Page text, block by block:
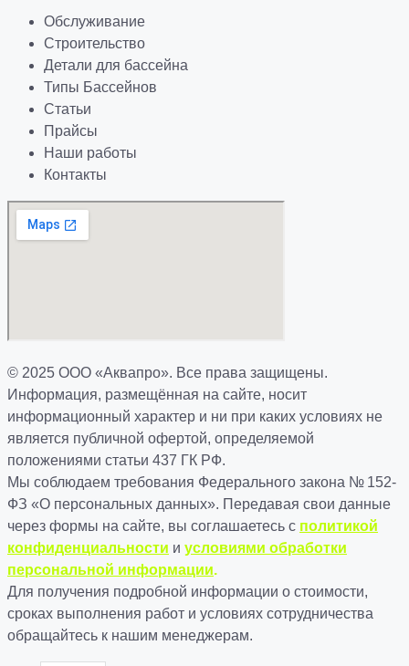
Обслуживание
Строительство
Детали для бассейна
Типы Бассейнов
Статьи
Прайсы
Наши работы
Контакты
© 2025 ООО «Аквапро». Все права защищены.
Информация, размещённая на сайте, носит
информационный характер и ни при каких условиях не
является публичной офертой, определяемой
положениями статьи 437 ГК РФ.
Мы соблюдаем требования Федерального закона № 152-
ФЗ «О персональных данных». Передавая свои данные
через формы на сайте, вы соглашаетесь с политикой
конфиденциальности и условиями обработки
персональной информации.
Для получения подробной информации о стоимости,
сроках выполнения работ и условиях сотрудничества
обращайтесь к нашим менеджерам.